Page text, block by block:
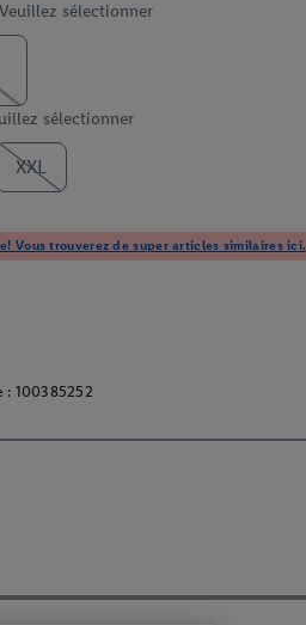
Veuillez sélectionner
sélectionner
XXL
Vous trouverez de super articles similaires ici.
: 100385252